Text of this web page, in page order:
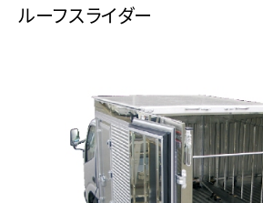
ルーフスライダー